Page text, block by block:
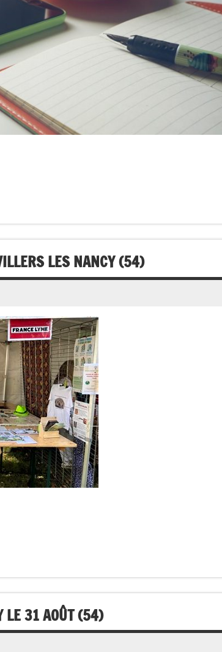
LES NANCY (54)
LE 31 AOÛT (54)